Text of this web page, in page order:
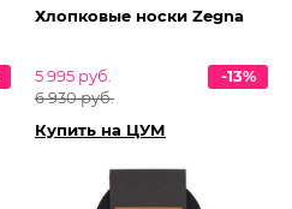
Хлопковые носки Zegna
5 995 руб.
6 930 руб.
-13%
Купить на ЦУМ